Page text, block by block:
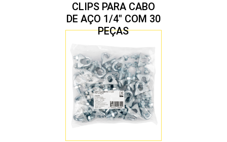
CLIPS PARA CABO
DE AÇO 1/4″ COM 30
PEÇAS